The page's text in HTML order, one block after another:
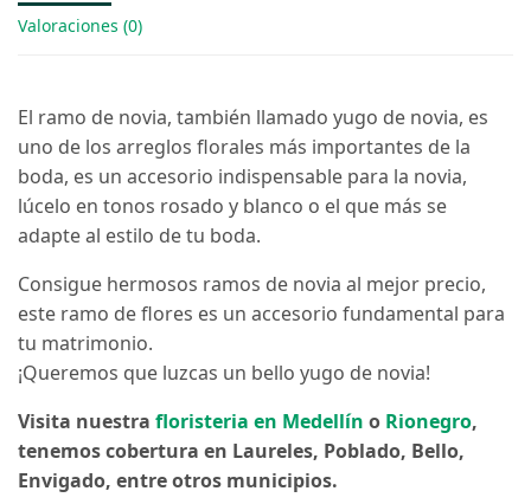
Valoraciones (0)
El ramo de novia, también llamado yugo de novia, es
uno de los arreglos florales más importantes de la
boda, es un accesorio indispensable para la novia,
lúcelo en tonos rosado y blanco o el que más se
adapte al estilo de tu boda.
Consigue hermosos ramos de novia al mejor precio,
este ramo de flores es un accesorio fundamental para
tu matrimonio.
¡Queremos que luzcas un bello yugo de novia!
Visita nuestra floristeria en Medellín o Rionegro,
tenemos cobertura en Laureles, Poblado, Bello,
Envigado, entre otros municipios.